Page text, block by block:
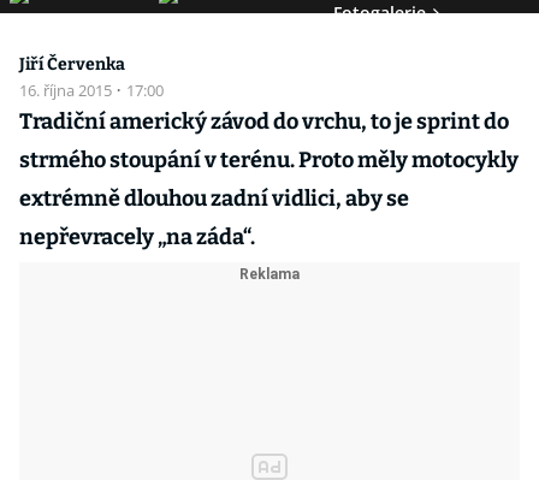
Fotogalerie
Jiří Červenka
16. října 2015 · 17:00
Tradiční americký závod do vrchu, to je sprint do
strmého stoupání v terénu. Proto měly motocykly
extrémně dlouhou zadní vidlici, aby se
nepřevracely „na záda“.